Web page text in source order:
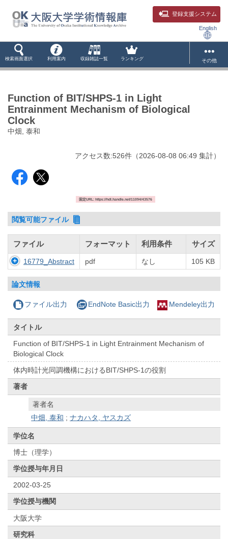
登録支援システム
English
検索画面選択 利用案内 収録雑誌一覧 ランキング その他
Function of BIT/SHPS-1 in Light
Entrainment Mechanism of Biological
Clock
中畑, 泰和
アクセス数:526件 （2026-08-08 06:49 集計）
固定URL: https://hdl.handle.net/11094/43576
閲覧可能ファイル
ファイル フォーマット 利用条件 サイズ
16779_Abstract pdf なし 105 KB
論文情報
ファイル出力 EndNote Basic出力 Mendeley出力
タイトル
Function of BIT/SHPS-1 in Light Entrainment Mechanism of
Biological Clock
体内時計光同調機構におけるBIT/SHPS-1の役割
著者
著者名
中畑, 泰和 ;ナカハタ, ヤスカズ
学位名
博士（理学）
学位授与年月日
2002-03-25
学位授与機関
大阪大学
研究科